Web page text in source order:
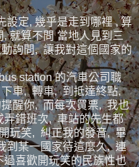
設定, 幾乎是走到哪裡 , 算
就算不問 當地人見到三
詢問, 讓我對這個國家的
station 的汽車公司職
車, 轉車, 到抵達終點,
醒你, 而每次買票, 我也
錯班次, 車站的先生都
玩笑, 糾正我的發音, 畢
到某一國家待這麼久, 連
過喜歡開玩笑的民族性也